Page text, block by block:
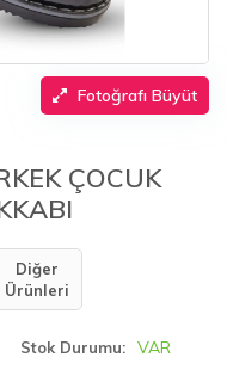
Fotoğrafı Büyüt
ÇOCUK
Diğer
Ürünleri
Stok Durumu VAR